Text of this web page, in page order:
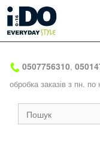
0507756310,
обробка заказів з пн.